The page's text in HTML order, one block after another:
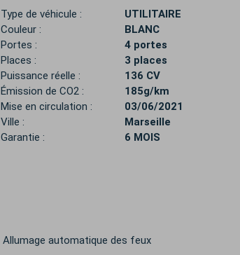
Type de véhicule :
UTILITAIRE
Couleur :
BLANC
Portes :
4 portes
Places :
3 places
Puissance réelle :
136 CV
Émission de CO2 :
185g/km
Mise en circulation :
03/06/2021
Ville :
Marseille
Garantie :
6 MOIS
Allumage automatique des feux